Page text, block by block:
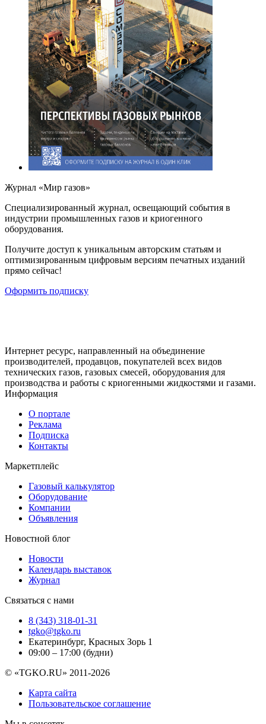
Журнал «Мир газов»
Cпециализированный журнал, освещающий события в
индустрии промышленных газов и криогенного
оборудования.
Получите доступ к уникальным авторским статьям и
оптимизированным цифровым версиям печатных изданий
прямо сейчас!
Оформить подписку
Интернет ресурс, направленный на объединение
производителей, продавцов, покупателей всех видов
технических газов, газовых смесей, оборудования для
производства и работы с криогенными жидкостями и газами.
Информация
О портале
Реклама
Подписка
Контакты
Маркетплейс
Газовый калькулятор
Оборудование
Компании
Объявления
Новостной блог
Новости
Календарь выставок
Журнал
Связаться с нами
8 (343) 318-01-31
tgko@tgko.ru
Екатеринбург, Красных Зорь 1
09:00 – 17:00 (будни)
© «TGKO.RU» 2011-2026
Карта сайта
Пользовательское соглашение